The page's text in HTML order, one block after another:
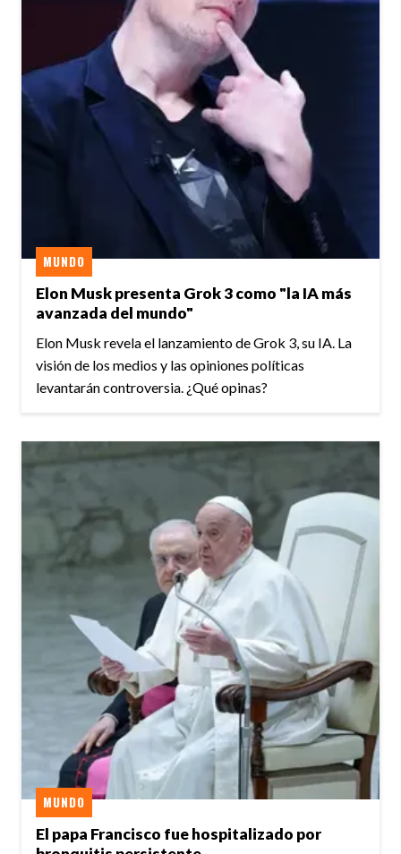
Elon Musk presenta Grok 3 como "la IA más
avanzada del mundo"
MUNDO
Elon Musk revela el lanzamiento de Grok 3, su IA. La
visión de los medios y las opiniones políticas
levantarán controversia. ¿Qué opinas?
El papa Francisco fue hospitalizado por
MUNDO